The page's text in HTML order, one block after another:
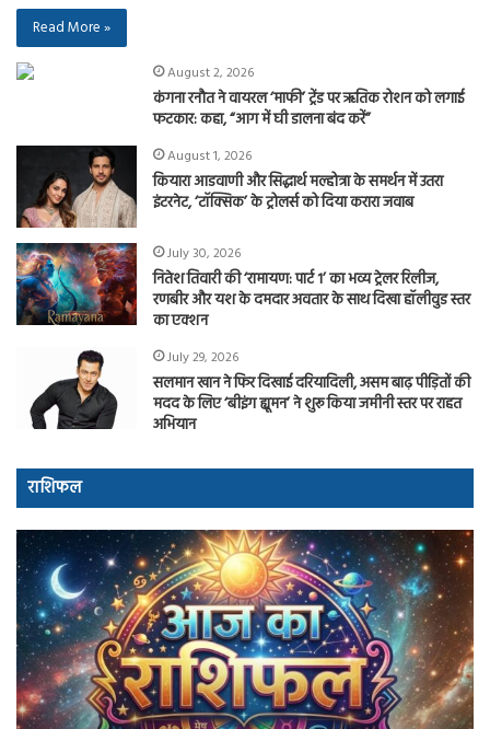
Read More »
August 2, 2026
कंगना रनौत ने वायरल ‘माफी’ ट्रेंड पर ऋतिक रोशन को लगाई
फटकार: कहा, “आग में घी डालना बंद करें”
August 1, 2026
कियारा आडवाणी और सिद्धार्थ मल्होत्रा के समर्थन में उतरा
इंटरनेट, ‘टॉक्सिक’ के ट्रोलर्स को दिया करारा जवाब
July 30, 2026
नितेश तिवारी की ‘रामायण: पार्ट 1’ का भव्य ट्रेलर रिलीज,
रणबीर और यश के दमदार अवतार के साथ दिखा हॉलीवुड स्तर
का एक्शन
July 29, 2026
सलमान खान ने फिर दिखाई दरियादिली, असम बाढ़ पीड़ितों की
मदद के लिए ‘बीइंग ह्यूमन’ ने शुरू किया जमीनी स्तर पर राहत
अभियान
राशिफल